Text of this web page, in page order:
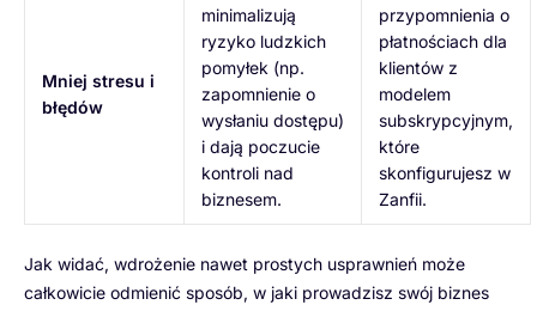
Mniej stresu i
błędów
minimalizują
ryzyko ludzkich
pomyłek (np.
zapomnienie o
wysłaniu dostępu)
i dają poczucie
kontroli nad
biznesem.
przypomnienia o
płatnościach dla
klientów z
modelem
subskrypcyjnym,
które
skonfigurujesz w
Zanfii.
Jak widać, wdrożenie nawet prostych usprawnień może
całkowicie odmienić sposób, w jaki prowadzisz swój biznes